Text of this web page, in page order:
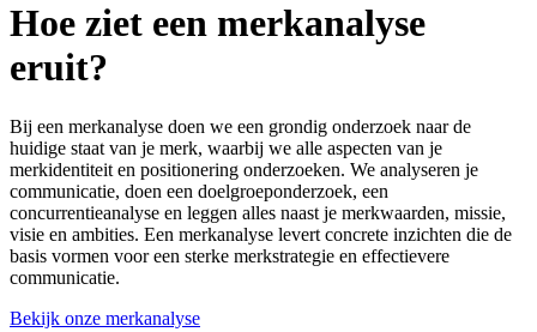
Hoe ziet een merkanalyse
eruit?
Bij een merkanalyse doen we een grondig onderzoek naar de
huidige staat van je merk, waarbij we alle aspecten van je
merkidentiteit en positionering onderzoeken. We analyseren je
communicatie, doen een doelgroeponderzoek, een
concurrentieanalyse en leggen alles naast je merkwaarden, missie,
visie en ambities. Een merkanalyse levert concrete inzichten die de
basis vormen voor een sterke merkstrategie en effectievere
communicatie.
Bekijk onze merkanalyse